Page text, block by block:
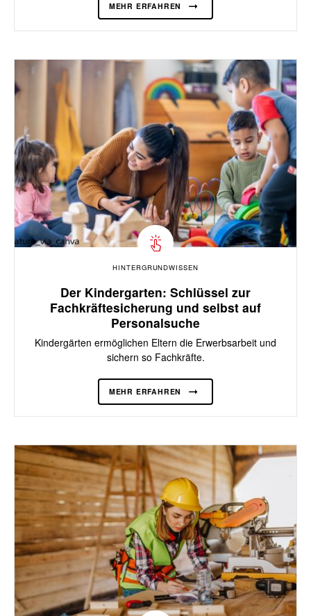
MEHR ERFAHREN
HINTERGRUNDWISSEN
Der Kindergarten: Schlüssel zur
Fachkräftesicherung und selbst auf
Personalsuche
Kindergärten ermöglichen Eltern die Erwerbsarbeit und
sichern so Fachkräfte.
MEHR ERFAHREN